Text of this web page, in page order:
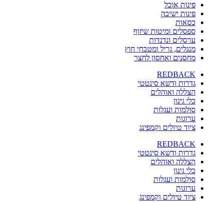
פינות אוכל
פינות ישיבה
כסאות
ספסלים ומיטות שיזוף
ערסלים ונדנדות
מנגלים, גריל ומטבחי חוץ
מחסנים ואחסון לחצר
REDBACK
גדרות ודשא סינטטי
הצללה ואוהלים
כלי גינון
סולמות ועגלות
ערוגות
ציוד טיולים וקמפינג
REDBACK
גדרות ודשא סינטטי
הצללה ואוהלים
כלי גינון
סולמות ועגלות
ערוגות
ציוד טיולים וקמפינג